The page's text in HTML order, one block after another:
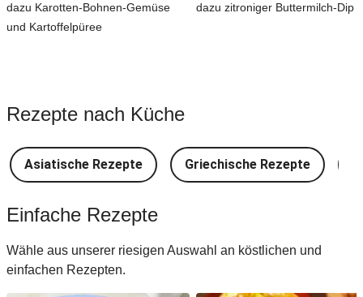
dazu Karotten-Bohnen-Gemüse
und Kartoffelpüree
dazu zitroniger Buttermilch-Dip
Rezepte nach Küche
Asiatische Rezepte Griechische Rezepte
Einfache Rezepte
Wähle aus unserer riesigen Auswahl an köstlichen und
einfachen Rezepten.